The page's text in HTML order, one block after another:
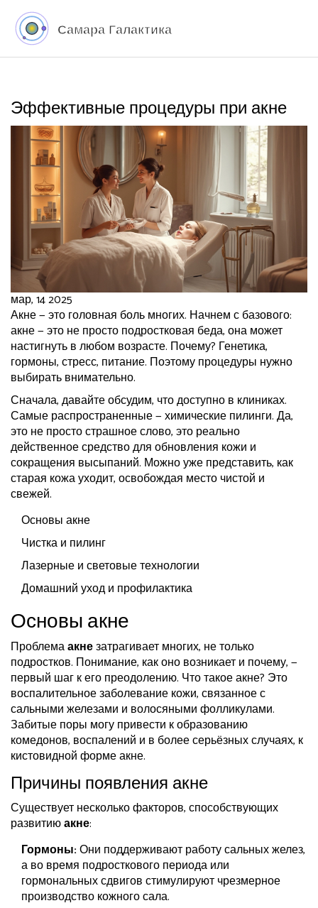
Эффективные процедуры при акне
мар, 14 2025
Акне — это головная боль многих. Начнем с базового:
акне — это не просто подростковая беда, она может
настигнуть в любом возрасте. Почему? Генетика,
гормоны, стресс, питание. Поэтому процедуры нужно
выбирать внимательно.
Сначала, давайте обсудим, что доступно в клиниках.
Самые распространенные — химические пилинги. Да,
это не просто страшное слово, это реально
действенное средство для обновления кожи и
сокращения высыпаний. Можно уже представить, как
старая кожа уходит, освобождая место чистой и
свежей.
Основы акне
Чистка и пилинг
Лазерные и световые технологии
Домашний уход и профилактика
Основы акне
Проблемаакнезатрагивает многих, не только
подростков. Понимание, как оно возникает и почему, —
первый шаг к его преодолению. Что такое акне? Это
воспалительное заболевание кожи, связанное с
сальными железами и волосяными фолликулами.
Забитые поры могу привести к образованию
комедонов, воспалений и в более серьёзных случаях, к
кистовидной форме акне.
Причины появления акне
Существует несколько факторов, способствующих
развитиюакне:
Гормоны:Они поддерживают работу сальных желез,
а во время подросткового периода или
гормональных сдвигов стимулируют чрезмерное
производство кожного сала.